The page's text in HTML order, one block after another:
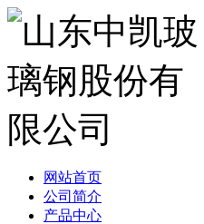
网站首页
公司简介
产品中心